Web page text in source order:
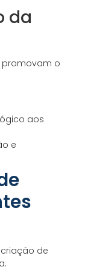
da
promovam o
aos
e
de